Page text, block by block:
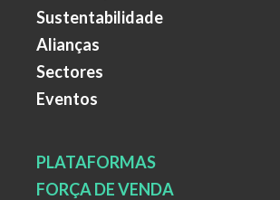
Sustentabilidade
Alianças
Sectores
Eventos
PLATAFORMAS
FORÇA DE VENDA